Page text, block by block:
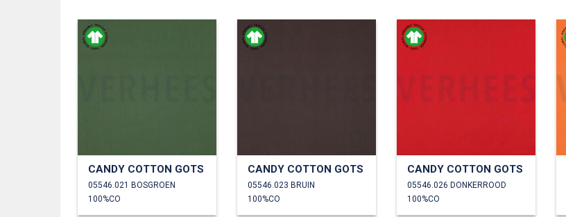
CANDY COTTON GOTS
05546.021 BOSGROEN
100%CO
CANDY COTTON GOTS
05546.023 BRUIN
100%CO
CANDY COTTON GOTS
05546.026 DONKERROOD
100%CO